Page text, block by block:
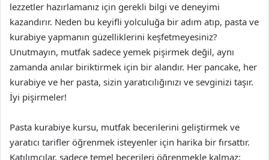
lezzetler hazırlamanız için gerekli bilgi ve deneyimi
kazandırır. Neden bu keyifli yolculuğa bir adım atıp, pasta ve
kurabiye yapmanın güzelliklerini keşfetmeyesiniz?
Unutmayın, mutfak sadece yemek pişirmek değil, aynı
zamanda anılar biriktirmek için bir alandır. Her pancake, her
kurabiye ve her pasta, sizin yaratıcılığınızı ve sevginizi taşır.
İyi pişirmeler!
Pasta kurabiye kursu, mutfak becerilerini geliştirmek ve
yaratıcı tarifler öğrenmek isteyenler için harika bir fırsattır.
Katılımcılar, sadece temel becerileri öğrenmekle kalmaz;